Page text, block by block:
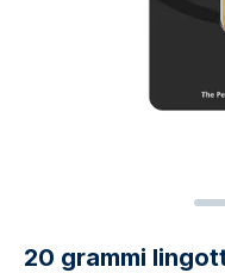
20 grammi